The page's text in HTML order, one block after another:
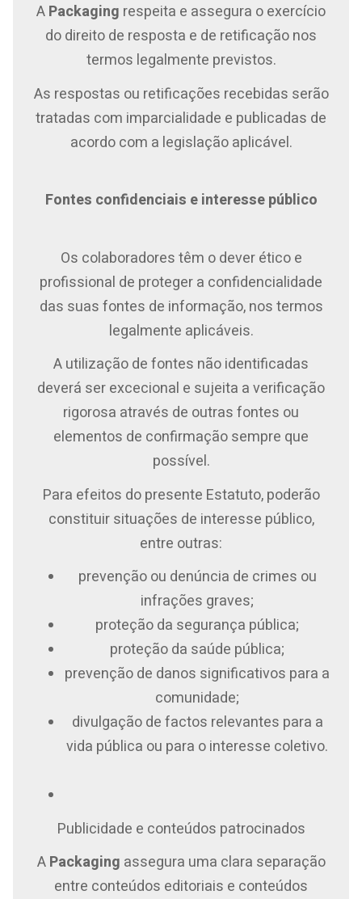
APackaging respeita e assegura o exercício
do direito de resposta e de retificação nos
termos legalmente previstos.
As respostas ou retificações recebidas serão
tratadas com imparcialidade e publicadas de
acordo com a legislação aplicável.
Fontes confidenciais e interesse público
Os colaboradores têm o dever ético e
profissional de proteger a confidencialidade
das suas fontes de informação, nos termos
legalmente aplicáveis.
A utilização de fontes não identificadas
deverá ser excecional e sujeita a verificação
rigorosa através de outras fontes ou
elementos de confirmação sempre que
possível.
Para efeitos do presente Estatuto, poderão
constituir situações de interesse público,
entre outras:
prevenção ou denúncia de crimes ou
infrações graves;
proteção da segurança pública;
proteção da saúde pública;
prevenção de danos significativos para a
comunidade;
divulgação de factos relevantes para a
vida pública ou para o interesse coletivo.
Publicidade e conteúdos patrocinados
APackaging assegura uma clara separação
entre conteúdos editoriais e conteúdos